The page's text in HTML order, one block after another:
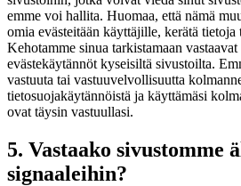
emme voi hallita. Huomaa, että nämä
omia evästeitään käyttäjille, kerätä
Kehotamme sinua tarkistamaan
evästekäytännöt kyseisiltä sivustoilta.
vastuuta tai vastuuvelvollisuutta
tietosuojakäytännöistä ja käyttämäsi
ovat täysin vastuullasi.
5. Vastaako sivustomme
signaaleihin?